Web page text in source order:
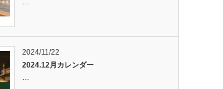
…
2024/11/22
2024.12月カレンダー
…